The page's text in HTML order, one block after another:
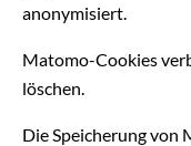
anonymisiert.
Matomo-Cookies
löschen.
Die Speicherung von